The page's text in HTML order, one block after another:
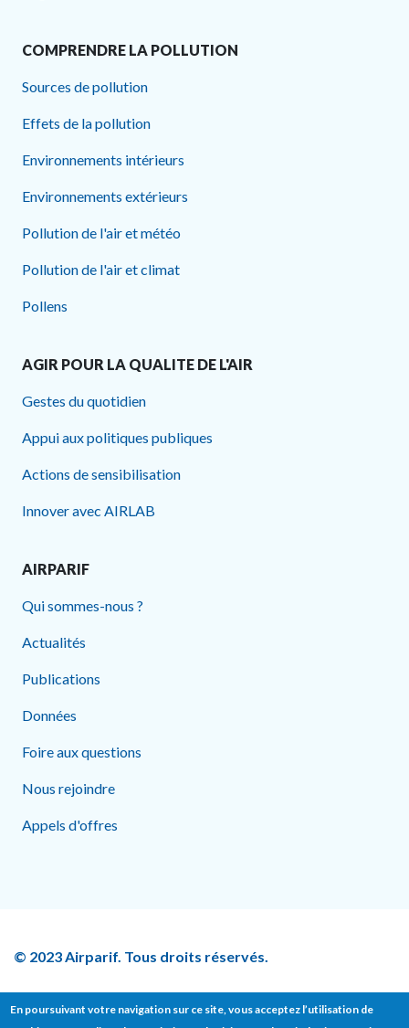
COMPRENDRE LA POLLUTION
Sources de pollution
Effets de la pollution
Environnements intérieurs
Environnements extérieurs
Pollution de l'air et météo
Pollution de l'air et climat
Pollens
AGIR POUR LA QUALITE DE L'AIR
Gestes du quotidien
Appui aux politiques publiques
Actions de sensibilisation
Innover avec AIRLAB
AIRPARIF
Qui sommes-nous ?
Actualités
Publications
Données
Foire aux questions
Nous rejoindre
Appels d'offres
© 2023 Airparif. Tous droits réservés.
En poursuivant votre navigation sur ce site, vous acceptez l’utilisation de